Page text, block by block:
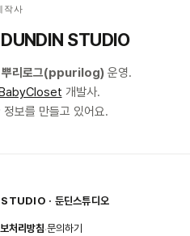
작사
STUDIO
뿌리로그(ppurilog)운영.
개발사.
보를 만들고 있어요.
· 둔딘스튜디오
처리방침·문의하기